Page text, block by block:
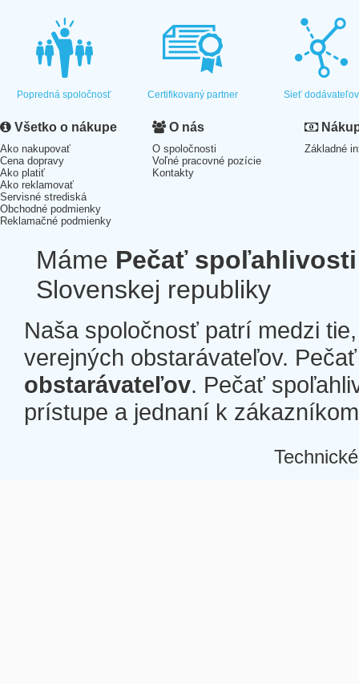
Popredná spoločnosť Certifikovaný partner Sieť dodávateľov
Všetko o nákupe
Ako nakupovať
Cena dopravy
Ako platiť
Ako reklamovať
Servisné strediská
Obchodné podmienky
Reklamačné podmienky
O nás
O spoločnosti
Voľné pracovné pozície
Kontakty
Základné
Máme Pečať spoľahlivosti
Slovenskej republiky
Naša spoločnosť patrí medzi
verejných obstarávateľov.
obstarávateľov. Pečať
prístupe a jednaní k